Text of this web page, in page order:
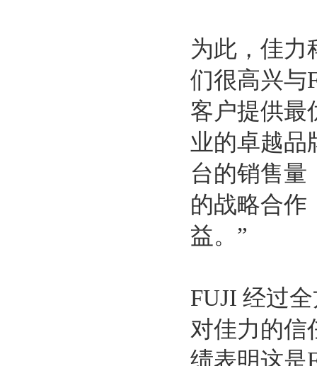
为此，佳力
们很高兴与
客户提供最
业的卓越品
台的销售量
的战略合作
益。”
FUJI 经过
对佳力的信
绩表明这是